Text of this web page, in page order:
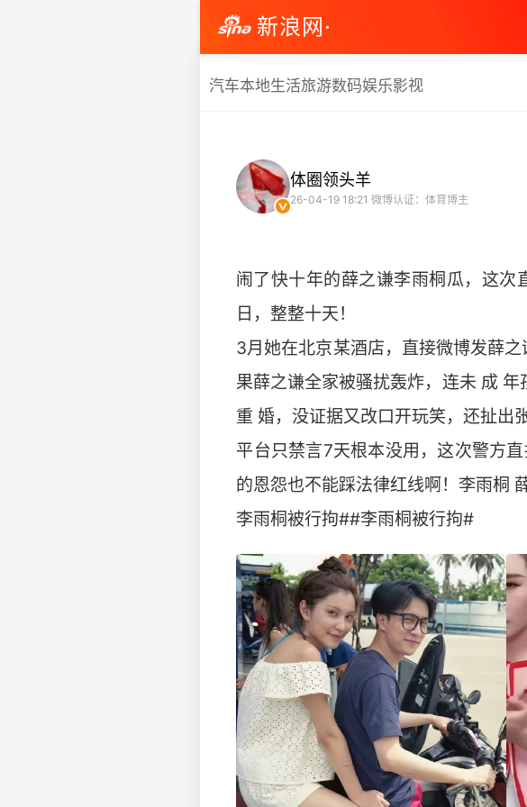
新浪网·
汽车本地生活旅游数码娱乐影视
体圈领头羊
26-04-19 18:21 微博认证：体育博主
闹了快十年的薛之谦李雨桐瓜，这
日，整整十天！
​3月她在北京某酒店，直接微博发薛
果薛之谦全家被骚扰轰炸，连未 成
重 婚，没证据又改口开玩笑，还扯出
平台只禁言7天根本没用，这次警方
的恩怨也不能踩法律红线啊！李雨桐
李雨桐被行拘##李雨桐被行拘#